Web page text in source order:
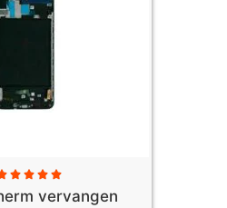
   
vervangen